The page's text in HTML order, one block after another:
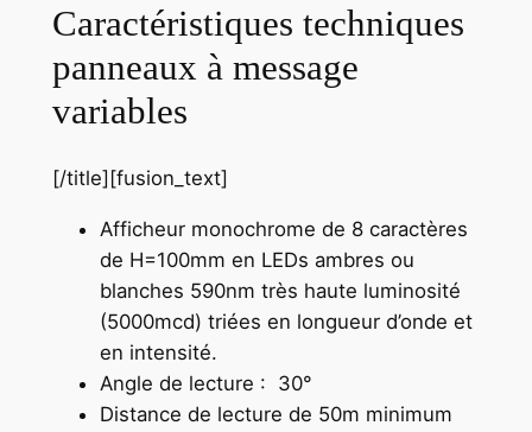
Caractéristiques techniques
panneaux à message
variables
[/title][fusion_text]
Afficheur monochrome de 8 caractères
de H=100mm en LEDs ambres ou
blanches 590nm très haute luminosité
(5000mcd) triées en longueur d’onde et
en intensité.
Angle de lecture : 30°
Distance de lecture de 50m minimum